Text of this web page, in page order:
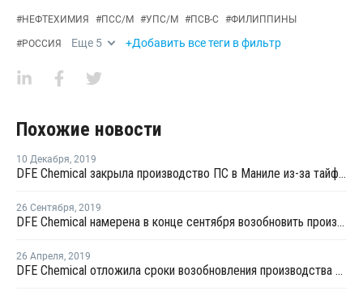
#НЕФТЕХИМИЯ #ПСС/М #УПС/М #ПСВ-С #ФИЛИППИНЫ
#РОССИЯ Еще 5 +Добавить все теги в фильтр
Похожие новости
10 Декабря, 2019
DFE Chemical закрыла производство ПС в Маниле из-за тайфуна
26 Сентября, 2019
DFE Chemical намерена в конце сентября возобновить производство ПС
26 Апреля, 2019
DFE Chemical отложила сроки возобновления производства ПС